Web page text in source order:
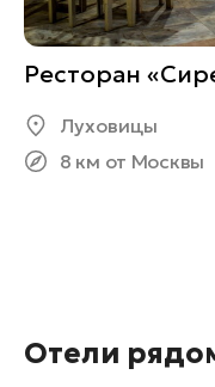
Ресторан
Луховицы
8 км от Москвы
Отели